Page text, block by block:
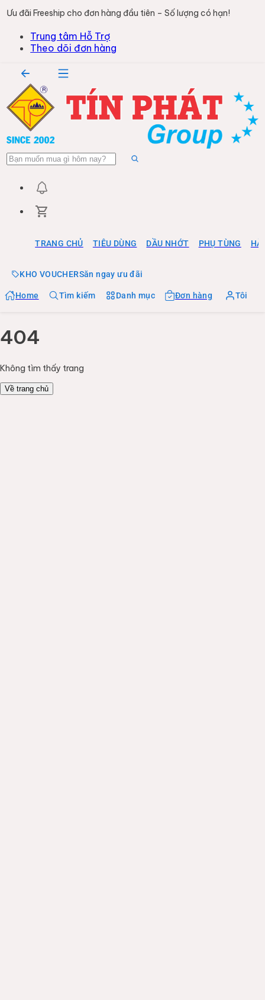
Ưu đãi Freeship cho đơn hàng đầu tiên – Số lượng có hạn!
Trung tâm Hỗ Trợ
Theo dõi đơn hàng
TRANG CHỦ TIÊU DÙNG DẦU NHỚT PHỤ TÙNG
KHO VOUCHERSăn ngay ưu đãi
Home Tìm kiếm Danh mục Đơn hàng Tôi
404
Không tìm thấy trang
Về trang chủ